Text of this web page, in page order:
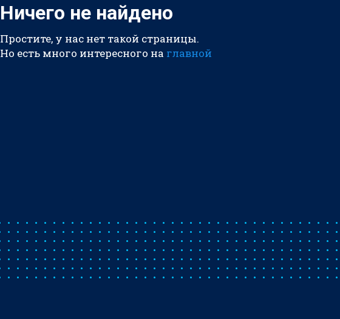
Ничего не найдено
Простите, у нас нет такой страницы.
Но есть много интересного на главной